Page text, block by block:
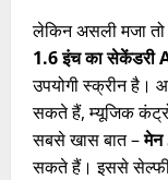
लेकिन असली मजा
1.6 इंच का सेकेंडरी
उपयोगी स्क्रीन
सकते हैं, म्यूजिक
सबसे खास बात –मेन
सकते हैं। इससे सेल्फी